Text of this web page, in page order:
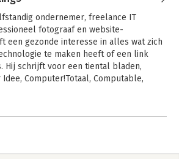
ondernemer, freelance IT
fotograaf en website-
een gezonde interesse in alles wat zich
te maken heeft of een link
Hij schrijft voor een tiental bladen,
Computer!Totaal, Computable,
bladen, variërend van typische
software en hardware en product
door Jeroen